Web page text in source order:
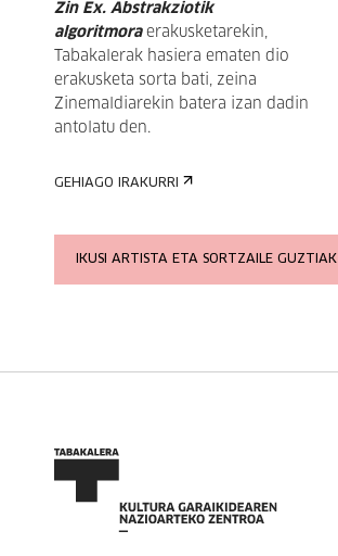
Zin Ex. Abstrakziotik
algoritmoraerakusketarekin,
Tabakalerak hasiera ematen dio
erakusketa sorta bati, zeina
Zinemaldiarekin batera izan dadin
antolatu den.
GEHIAGO IRAKURRI
IKUSI ARTISTA ETA SORTZAILE GUZTIAK